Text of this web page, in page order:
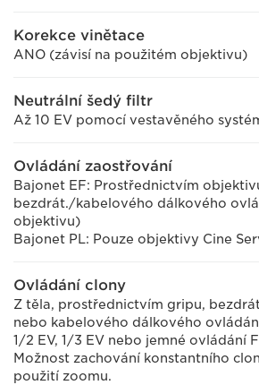
Korekce vinětace
ANO (závisí na použitém objektivu)
Neutrální šedý filtr
Až 10 EV pomocí vestavěného
Ovládání zaostřování
Bajonet EF: Prostřednictvím
bezdrát./kabelového dálkového
objektivu)
Bajonet PL: Pouze objektivy Cine
Ovládání clony
Z těla, prostřednictvím gripu,
nebo kabelového dálkového
1/2 EV, 1/3 EV nebo jemné ovládání
Možnost zachování konstantního
použití zoomu.